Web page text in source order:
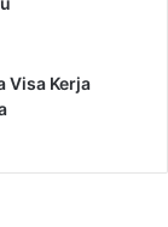
Visa Kerja